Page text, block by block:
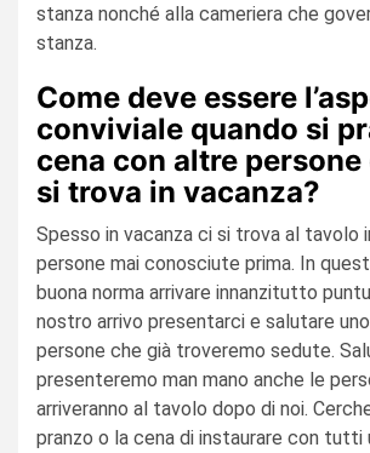
stanza nonché alla cameriera che
stanza.
Come deve essere
conviviale quando si
cena con altre
si trova in vacanza?
Spesso in vacanza ci si trova al tavolo
persone mai conosciute prima. In
buona norma arrivare innanzitutto
nostro arrivo presentarci e salutare
persone che già troveremo sedute.
presenteremo man mano anche le
arriveranno al tavolo dopo di noi.
pranzo o la cena di instaurare con tutti